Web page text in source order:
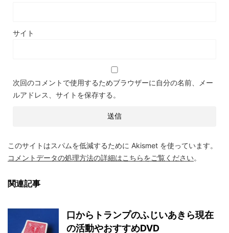
サイト
次回のコメントで使用するためブラウザーに自分の名前、メー
ルアドレス、サイトを保存する。
このサイトはスパムを低減するために Akismet を使っています。
コメントデータの処理方法の詳細はこちらをご覧ください。
関連記事
口からトランプのふじいあきら現在
の活動やおすすめDVD